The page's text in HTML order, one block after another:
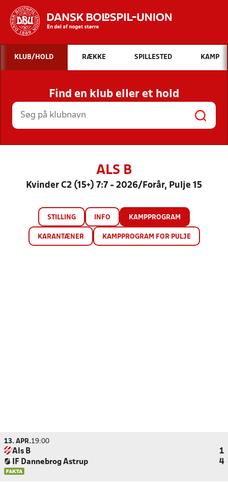
Hvad vil du søge efter?
INDHOLD OG NYHEDER
STILLINGER, RESULTATER, KLUBBER OG
HOLD
KLUB/HOLD RÆKKE SPILLESTED KAMP
Find en klub eller et hold
ALS B
Kvinder C2 (15+) 7:7 - 2026/Forår, Pulje 15
STILLING INFO KAMPPROGRAM
KARANTÆNER KAMPPROGRAM FOR PULJE
13. APR.19:00
Als B
1
IF Dannebrog Astrup
4